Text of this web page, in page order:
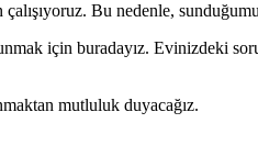
Bu nedenle,
için buradayız. Evinizdeki
mutluluk duyacağız.